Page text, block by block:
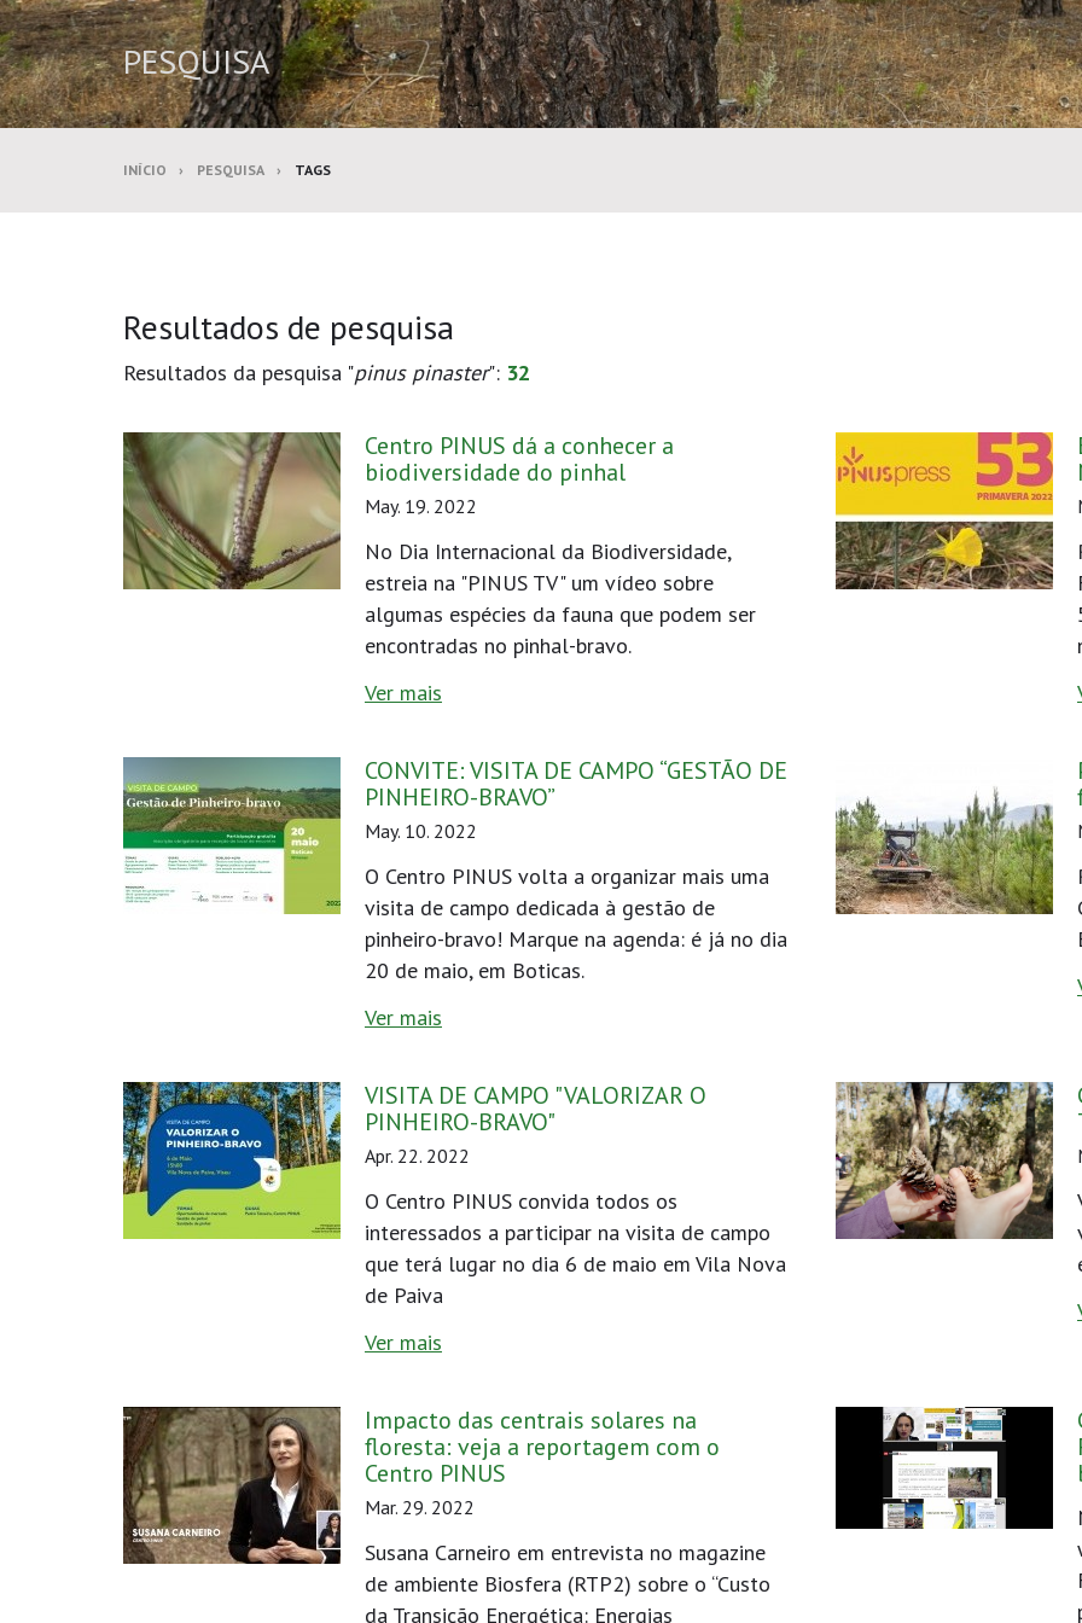
PESQUISA
INÍCIO PESQUISA TAGS
Resultados de pesquisa
Resultados da pesquisa "pinus pinaster": 32
Centro PINUS dá a conhecer a
biodiversidade do pinhal
May. 19. 2022
No Dia Internacional da Biodiversidade,
estreia na "PINUS TV" um vídeo sobre
algumas espécies da fauna que podem ser
encontradas no pinhal-bravo.
Ver mais
CONVITE: VISITA DE CAMPO “GESTÃO DE
PINHEIRO-BRAVO”
May. 10. 2022
O Centro PINUS volta a organizar mais uma
visita de campo dedicada à gestão de
pinheiro-bravo! Marque na agenda: é já no dia
20 de maio, em Boticas.
Ver mais
VISITA DE CAMPO "VALORIZAR O
PINHEIRO-BRAVO"
Apr. 22. 2022
O Centro PINUS convida todos os
interessados a participar na visita de campo
que terá lugar no dia 6 de maio em Vila Nova
de Paiva
Ver mais
Impacto das centrais solares na
floresta: veja a reportagem com o
Centro PINUS
Mar. 29. 2022
Susana Carneiro em entrevista no magazine
de ambiente Biosfera (RTP2) sobre o “Custo
da Transição Energética: Energias